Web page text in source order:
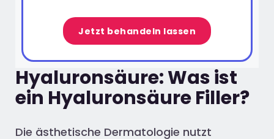
Jetzt behandeln lassen
Hyaluronsäure: Was ist
ein Hyaluronsäure Filler?
Die ästhetische Dermatologie nutzt